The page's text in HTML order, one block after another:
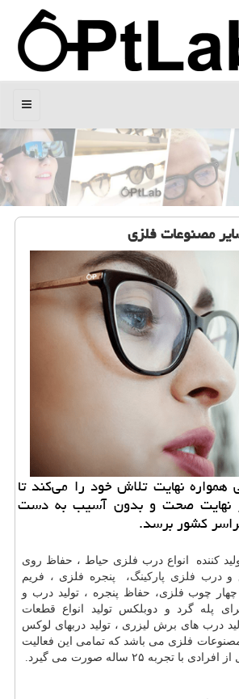
منو
مصنوعات فلزی
همواره نهایت تلاش خود را می‏‌كند تا
نهایت صحت و بدون آسیب به دست
كشور برسد.
کننده انواع درب فلزی حیاط ، حفاظ روی
ودرب فلزی پارکینگ، پنجره فلزی ، فریم
چوب فلزی، حفاظ پنجره ، تولید درب و
پله گرد و دوبلکس تولید انواع قطعات
درب های برش لیزری ، تولید دربهای لوکس
فلزی می باشد که تمامی این فعالیت
۲۵ ساله صورت می گیرد.